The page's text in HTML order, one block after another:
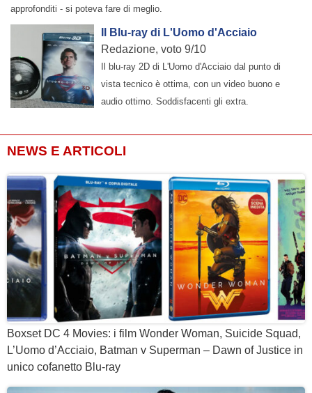
approfonditi - si poteva fare di meglio.
Il Blu-ray di L'Uomo d'Acciaio
Redazione, voto 9/10
Il blu-ray 2D di L'Uomo d'Acciaio dal punto di
vista tecnico è ottima, con un video buono e
audio ottimo. Soddisfacenti gli extra.
NEWS E ARTICOLI
Boxset DC 4 Movies: i film Wonder Woman, Suicide Squad,
L’Uomo d’Acciaio, Batman v Superman – Dawn of Justice in
unico cofanetto Blu-ray